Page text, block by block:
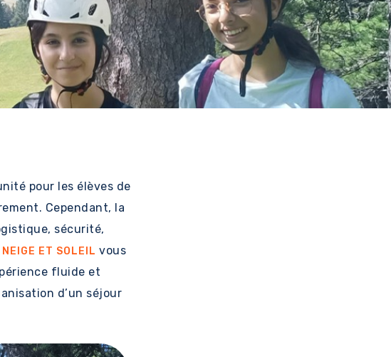
pour les élèves de
Cependant, la
sécurité,
NEIGE ET SOLEILvous
fluide et
d’un séjour